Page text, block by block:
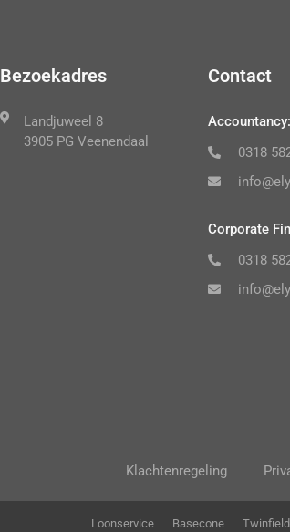
Bezoekadres
Landjuweel 8
3905 PG Veenendaal
Contact
Accountancy:
0318
Corporate
0318
Klachtenregeling
Loonservice Basecone Twinfield